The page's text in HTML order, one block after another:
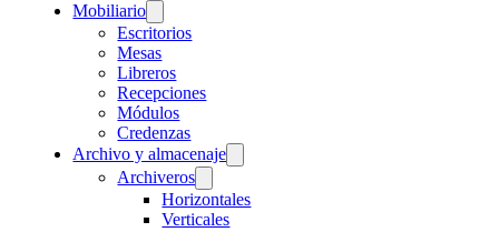
Mobiliario
Escritorios
Mesas
Libreros
Recepciones
Módulos
Credenzas
Archivo y almacenaje
Archiveros
Horizontales
Verticales